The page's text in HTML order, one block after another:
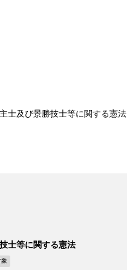
士及び景勝技士等に関する憲法
士等に関する憲法